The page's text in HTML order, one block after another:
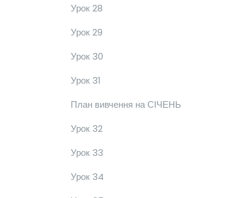
Урок 28
Урок 29
Урок 30
Урок 31
План вивчення на СІЧЕНЬ
Урок 32
Урок 33
Урок 34